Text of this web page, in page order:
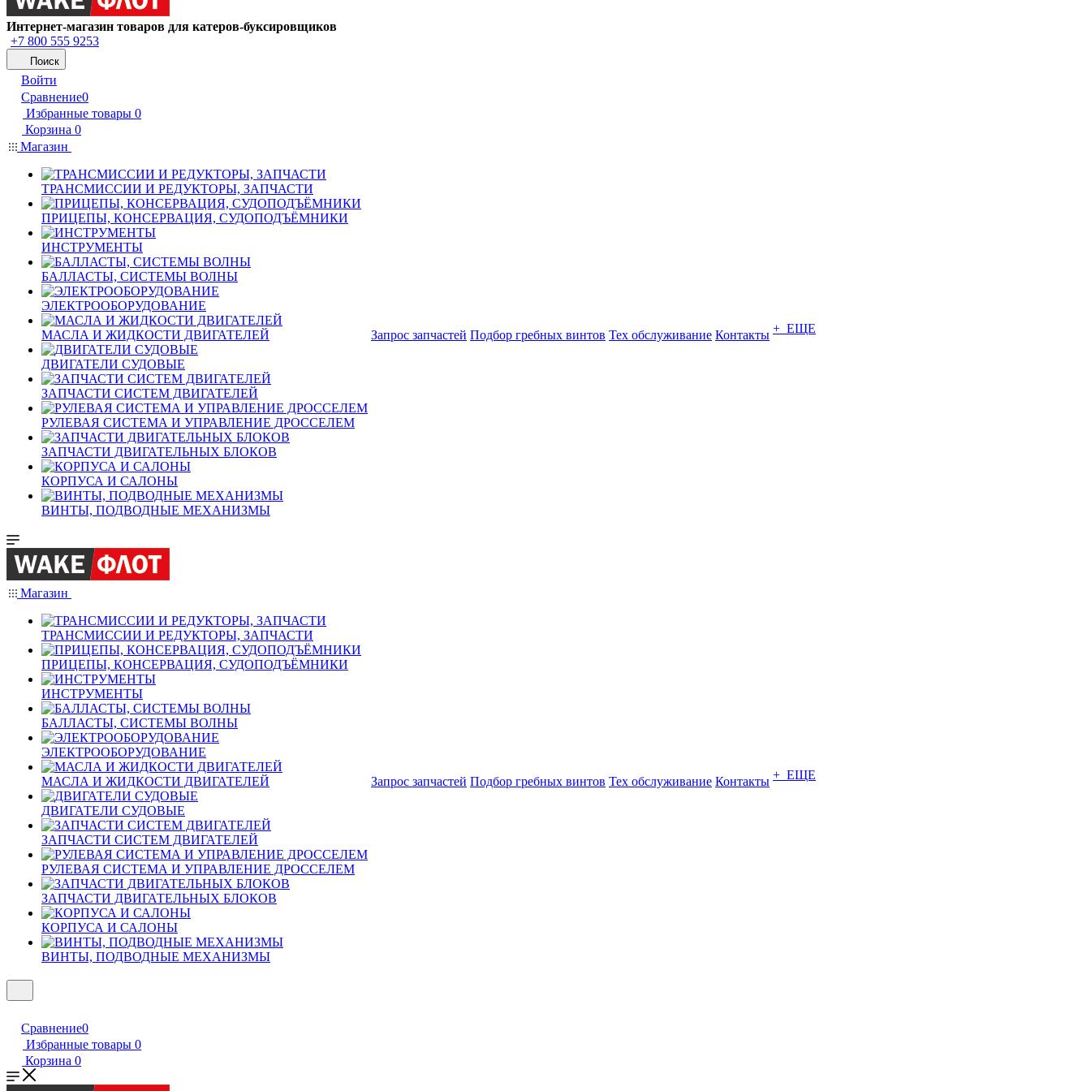
Интернет-магазин товаров для катеров-буксировщиков
+7 800 555 9253
Поиск
Войти
Сравнение0
Избранные товары 0
Корзина 0
Магазин
ТРАНСМИССИИ И РЕДУКТОРЫ, ЗАПЧАСТИ
ПРИЦЕПЫ, КОНСЕРВАЦИЯ, СУДОПОДЪЁМНИКИ
ИНСТРУМЕНТЫ
БАЛЛАСТЫ, СИСТЕМЫ ВОЛНЫ
ЭЛЕКТРООБОРУДОВАНИЕ
МАСЛА И ЖИДКОСТИ ДВИГАТЕЛЕЙ
ДВИГАТЕЛИ СУДОВЫЕ
ЗАПЧАСТИ СИСТЕМ ДВИГАТЕЛЕЙ
РУЛЕВАЯ СИСТЕМА И УПРАВЛЕНИЕ ДРОССЕЛЕМ
ЗАПЧАСТИ ДВИГАТЕЛЬНЫХ БЛОКОВ
КОРПУСА И САЛОНЫ
ВИНТЫ, ПОДВОДНЫЕ МЕХАНИЗМЫ
Запрос запчастей Подбор гребных винтов Тех обслуживание Контакты + ЕЩЕ
Магазин
ТРАНСМИССИИ И РЕДУКТОРЫ, ЗАПЧАСТИ
ПРИЦЕПЫ, КОНСЕРВАЦИЯ, СУДОПОДЪЁМНИКИ
ИНСТРУМЕНТЫ
БАЛЛАСТЫ, СИСТЕМЫ ВОЛНЫ
ЭЛЕКТРООБОРУДОВАНИЕ
МАСЛА И ЖИДКОСТИ ДВИГАТЕЛЕЙ
ДВИГАТЕЛИ СУДОВЫЕ
ЗАПЧАСТИ СИСТЕМ ДВИГАТЕЛЕЙ
РУЛЕВАЯ СИСТЕМА И УПРАВЛЕНИЕ ДРОССЕЛЕМ
ЗАПЧАСТИ ДВИГАТЕЛЬНЫХ БЛОКОВ
КОРПУСА И САЛОНЫ
ВИНТЫ, ПОДВОДНЫЕ МЕХАНИЗМЫ
Запрос запчастей Подбор гребных винтов Тех обслуживание Контакты + ЕЩЕ
Сравнение0
Избранные товары 0
Корзина 0